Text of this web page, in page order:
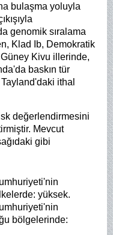
bulaşma yoluyla
genomik sıralama
Klad Ib, Demokratik
Kivu illerinde,
baskın tür
ithal
değerlendirmesini
Mevcut
gibi
yüksek.
bölgelerinde: